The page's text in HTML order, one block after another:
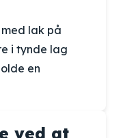
lak på
i tynde lag
en
ved at